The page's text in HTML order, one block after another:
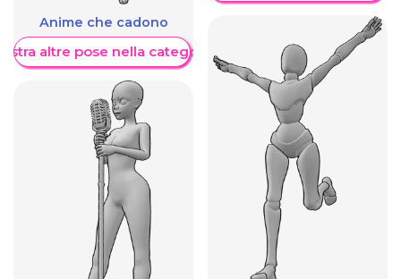
Anime che cadono
altre pose nella categoria